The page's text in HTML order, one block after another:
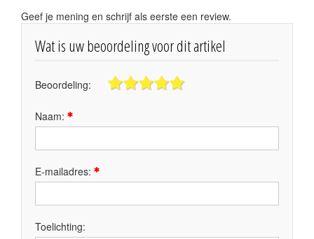
Geef je mening en schrijf als eerste een review.
Wat is uw beoordeling voor dit artikel
Beoordeling:
Naam:
E-mailadres:
Toelichting: